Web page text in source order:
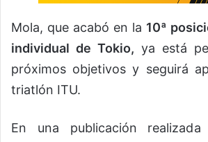
Mola, que acabó en la 10ª
individual de Tokio, ya está
próximos objetivos y seguirá
triatlón ITU.
En una publicación